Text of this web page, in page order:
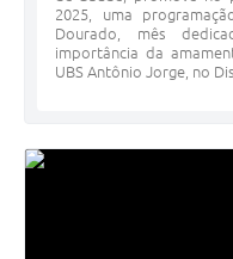
2025, uma
Dourado, mês
importância da
UBS Antônio Jorge, no